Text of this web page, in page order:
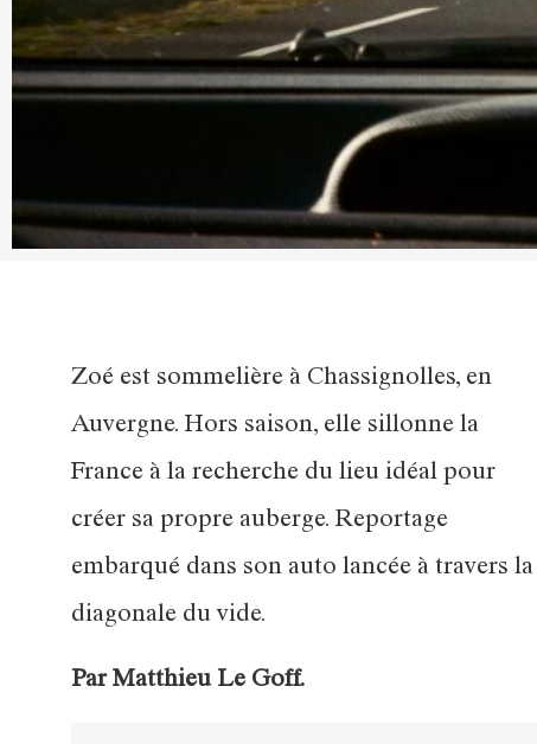
Zoé est sommelière à Chassignolles, en
Auvergne. Hors saison, elle sillonne la
France à la recherche du lieu idéal pour
créer sa propre auberge. Reportage
embarqué dans son auto lancée à travers la
diagonale du vide.
Par Matthieu Le Goff.